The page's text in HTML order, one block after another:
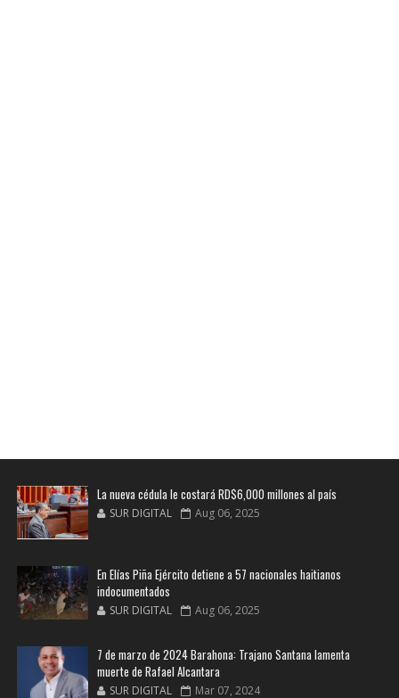
La nueva cédula le costará RD$6,000 millones al país
SUR DIGITAL Aug 06, 2025
En Elías Piña Ejército detiene a 57 nacionales haitianos
indocumentados
SUR DIGITAL Aug 06, 2025
7 de marzo de 2024 Barahona: Trajano Santana lamenta
muerte de Rafael Alcantara
SUR DIGITAL Mar 07, 2024